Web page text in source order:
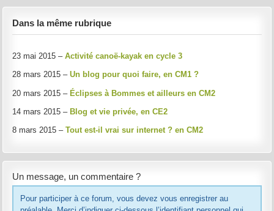
Dans la même rubrique
23 mai 2015 –Activité canoë-kayak en cycle 3
28 mars 2015 –Un blog pour quoi faire, en CM1 ?
20 mars 2015 –Éclipses à Bommes et ailleurs en CM2
14 mars 2015 – Blog et vie privée, en CE2
8 mars 2015 –Tout est-il vrai sur internet ? en CM2
Un message, un commentaire ?
Pour participer à ce forum, vous devez vous enregistrer au